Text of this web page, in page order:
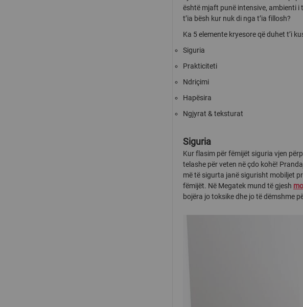
është mjaft punë intensive, ambienti i
t’ia bësh kur nuk di nga t’ia fillosh?
Ka 5 elemente kryesore që duhet t’i
Siguria
Prakticiteti
Ndriçimi
Hapësira
Ngjyrat & teksturat
Siguria
Kur flasim për fëmijët siguria vjen
telashe për veten në çdo kohë!
më të sigurta janë sigurisht mobiljet
fëmijët. Në Megatek mund të gjesh
bojëra jo toksike dhe jo të dëmshme